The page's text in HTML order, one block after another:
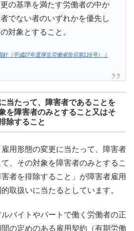
の基準を満たす労働者の中か
でない者のいずれかを優先し
対象とすること。
針（平成27年度厚生労働省告示第116号）｜
当たって、障害者であることを
を障害者のみとすること又はそ
除すること
用形態の変更に当たって、障害者
、その対象を障害者のみとするこ
者を排除すること」が障害者雇用
取扱いに当たるとしています。
バイトやパートで働く労働者の正
の定めのある雇用契約（有期労働